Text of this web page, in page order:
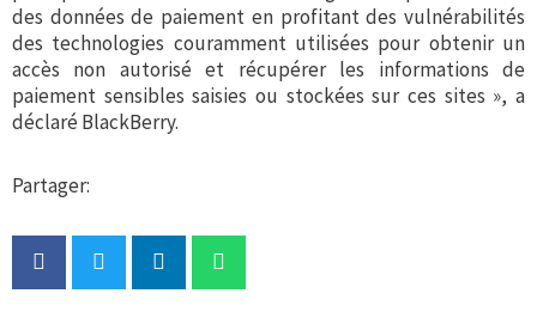
des données de paiement en profitant des vulnérabilités
des technologies couramment utilisées pour obtenir un
accès non autorisé et récupérer les informations de
paiement sensibles saisies ou stockées sur ces sites », a
déclaré BlackBerry.
Partager: